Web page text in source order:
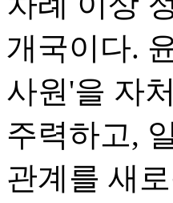
개국이다.
사원'을 자
주력하고,
관계를 새